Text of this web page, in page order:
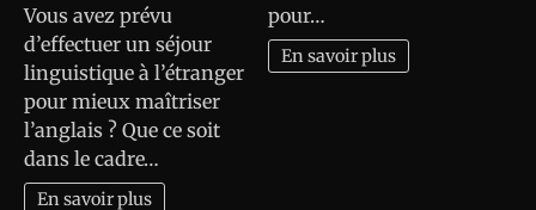
Vous avez prévu
d’effectuer un séjour
linguistique à l’étranger
pour mieux maîtriser
l’anglais ? Que ce soit
dans le cadre…
En savoir plus
pour…
En savoir plus